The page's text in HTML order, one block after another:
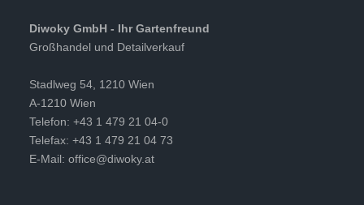
Diwoky GmbH - Ihr Gartenfreund
Großhandel und Detailverkauf
Stadlweg 54, 1210 Wien
A-1210 Wien
Telefon: +43 1 479 21 04-0
Telefax: +43 1 479 21 04 73
E-Mail: office@diwoky.at